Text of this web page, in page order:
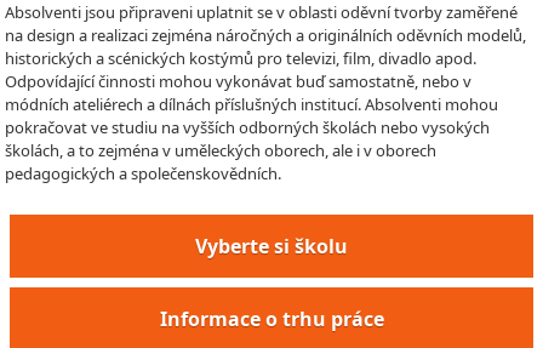
Absolventi jsou připraveni uplatnit se v oblasti oděvní tvorby zaměřené
na design a realizaci zejména náročných a originálních oděvních modelů,
historických a scénických kostýmů pro televizi, film, divadlo apod.
Odpovídající činnosti mohou vykonávat buď samostatně, nebo v
módních ateliérech a dílnách příslušných institucí. Absolventi mohou
pokračovat ve studiu na vyšších odborných školách nebo vysokých
školách, a to zejména v uměleckých oborech, ale i v oborech
pedagogických a společenskovědních.
Vyberte si školu
Informace o trhu práce